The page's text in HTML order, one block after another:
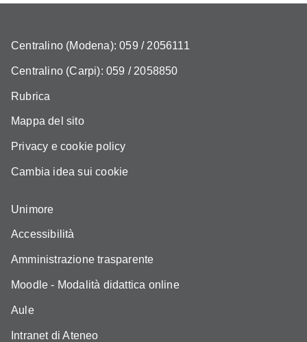
Centralino (Modena): 059 / 2056111
Centralino (Carpi): 059 / 2058850
Rubrica
Mappa del sito
Privacy e cookie policy
Cambia idea sui cookie
Unimore
Accessibilità
Amministrazione trasparente
Moodle - Modalità didattica online
Aule
Intranet di Ateneo